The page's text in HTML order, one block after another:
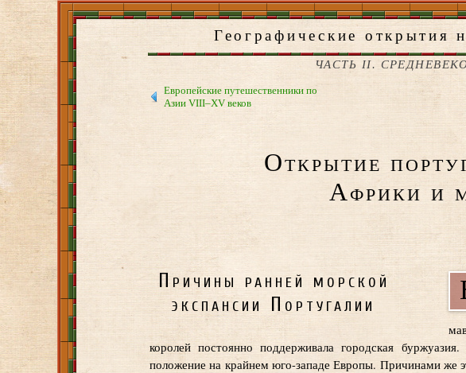
Географические открытия
ЧАСТЬ II.
Европейские путешественники по
Азии VIII–XV веков
Открытие
Африки и
Причины ранней морской
экспансии Португалии
королей постоянно поддерживала городская
положение на крайнем юго-западе Европы. Причинами же